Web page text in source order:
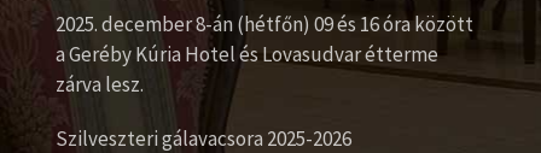
2025. december 8-án (hétfőn) 09 és 16 óra között
a Geréby Kúria Hotel és Lovasudvar étterme
zárva lesz.
Szilveszteri gálavacsora 2025-2026